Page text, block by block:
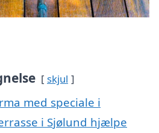
skjul
med speciale i
i Sjølund hjælpe